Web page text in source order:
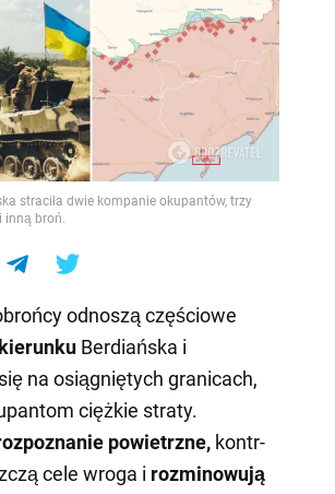
straciła dwie kompanie okupantów, trzy
inną broń.
odnoszą częściowe
kierunkuBerdiańska i
na osiągniętych granicach,
ciężkie straty.
powietrzne,kontr-
cele wroga i rozminowują